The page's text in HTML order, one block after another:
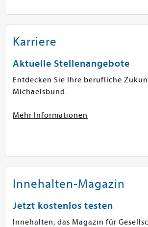
Karriere
Aktuelle Stellenangebote
Entdecken Sie Ihre berufliche
Michaelsbund.
Mehr Informationen
Innehalten-Magazin
Jetzt kostenlos testen
Innehalten, das Magazin für